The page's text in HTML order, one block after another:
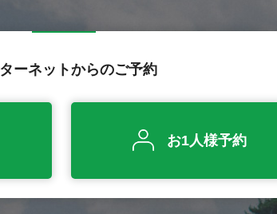
ーネットからのご予約
お1人様予約